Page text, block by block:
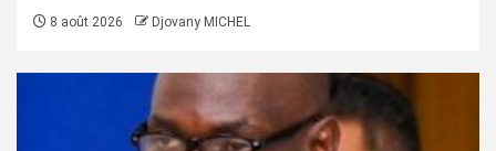
8 août 2026 Djovany MICHEL